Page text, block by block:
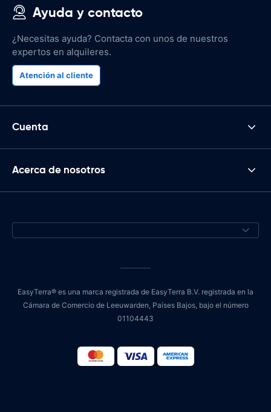
Ayuda y contacto
¿Necesitas ayuda? Contacta con unos de nuestros
expertos en alquileres.
Atención al cliente
Cuenta
Acerca de nosotros
EasyTerra® es una marca registrada de EasyTerra B.V. registrada en la
Cámara de Comercio de Leeuwarden, Países Bajos, bajo el número
01104443